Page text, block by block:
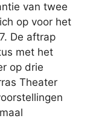
van twee
op voor het
De aftrap
met het
op drie
Theater